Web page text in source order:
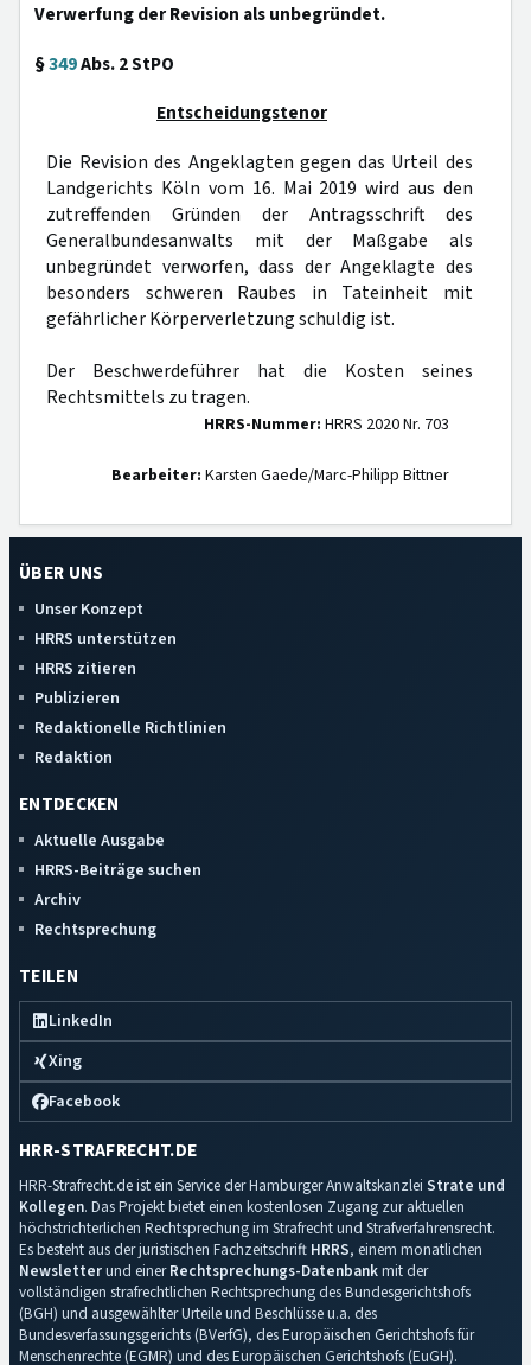
Verwerfung der Revision als unbegründet.
§349Abs. 2 StPO
Entscheidungstenor
Die Revision des Angeklagten gegen das Urteil des
Landgerichts Köln vom 16. Mai 2019 wird aus den
zutreffenden Gründen der Antragsschrift des
Generalbundesanwalts mit der Maßgabe als
unbegründet verworfen, dass der Angeklagte des
besonders schweren Raubes in Tateinheit mit
gefährlicher Körperverletzung schuldig ist.
Der Beschwerdeführer hat die Kosten seines
Rechtsmittels zu tragen.
HRRS-Nummer: HRRS 2020 Nr. 703
Bearbeiter: Karsten Gaede/Marc-Philipp Bittner
ÜBER UNS
Unser Konzept
HRRS unterstützen
HRRS zitieren
Publizieren
Redaktionelle Richtlinien
Redaktion
ENTDECKEN
Aktuelle Ausgabe
HRRS-Beiträge suchen
Archiv
Rechtsprechung
TEILEN
LinkedIn
Xing
Facebook
HRR-STRAFRECHT.DE
HRR-Strafrecht.de ist ein Service der Hamburger Anwaltskanzlei Strate und
Kollegen. Das Projekt bietet einen kostenlosen Zugang zur aktuellen
höchstrichterlichen Rechtsprechung im Strafrecht und Strafverfahrensrecht.
Es besteht aus der juristischen Fachzeitschrift HRRS, einem monatlichen
Newsletterund einerRechtsprechungs-Datenbankmit der
vollständigen strafrechtlichen Rechtsprechung des Bundesgerichtshofs
(BGH) und ausgewählter Urteile und Beschlüsse u.a. des
Bundesverfassungsgerichts (BVerfG), des Europäischen Gerichtshofs für
Menschenrechte (EGMR) und des Europäischen Gerichtshofs (EuGH).